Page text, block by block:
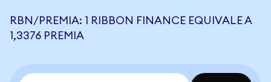
RBN/PREMIA: 1 RIBBON FINANCE EQUIVALE A
1,3376 PREMIA